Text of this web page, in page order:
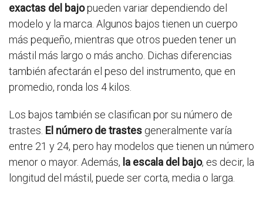
exactas del bajopueden variar dependiendo del
modelo y la marca. Algunos bajos tienen un cuerpo
más pequeño, mientras que otros pueden tener un
mástil más largo o más ancho. Dichas diferencias
también afectarán el peso del instrumento, que en
promedio, ronda los 4 kilos.
Los bajos también se clasifican por su número de
trastes. El número de trastes generalmente varía
entre 21 y 24, pero hay modelos que tienen un número
menor o mayor. Además, la escala del bajo, es decir, la
longitud del mástil, puede ser corta, media o larga.